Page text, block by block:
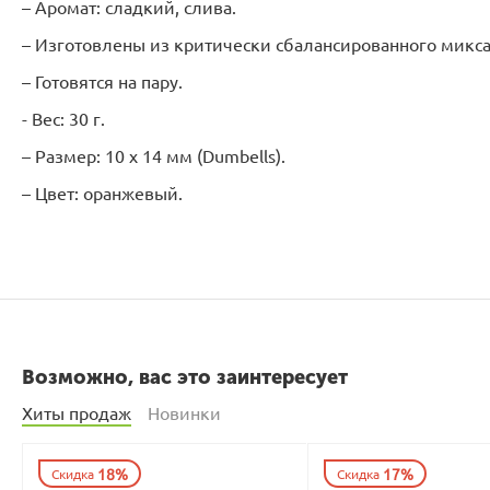
– Аромат: сладкий, слива.
– Изготовлены из критически сбалансированного
– Готовятся на пару.
- Вес: 30 г.
– Размер: 10 х 14 мм (Dumbells).
– Цвет: оранжевый.
Возможно, вас это заинтересует
Хиты продаж Новинки
Скидка 18% Скидка 17%